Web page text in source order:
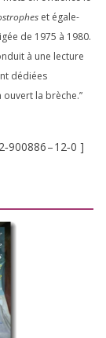
et éga­le­
de 1975 à 1980.
à une lec­ture
dédiées
ouvert la brèche.”
2‑900886–12‑0 ]